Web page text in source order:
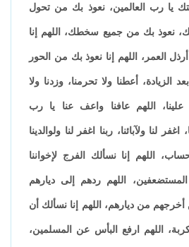
يا رب العالمين، نعوذ بك من تحول
نعوذ بك من جميع سخطك، اللهم إنا
العمر، اللهم إنا نعوذ بك من الحور
الزيادة، أعطنا ولا تحرمنا، وزدنا ولا
علينا، اللهم عافنا واعف عنا يا رب
اغفر لنا ولآبائنا، ربنا اغفر لنا ولوالدينا
اللهم إنا نسألك الفرج لإخواننا
اللهم ردهم إلى ديارهم
من ديارهم، اللهم إنا نسألك أن
اللهم ارفع البأس عن المسلمين،